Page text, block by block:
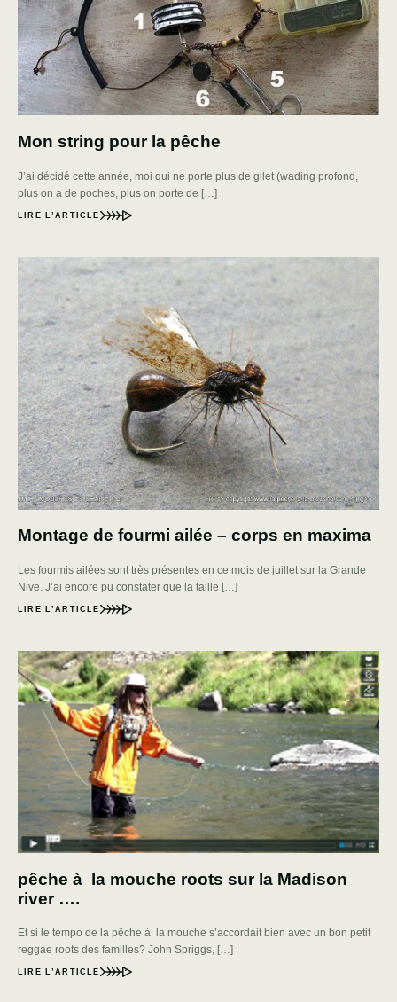
Mon string pour la pêche
J’ai décidé cette année, moi qui ne porte plus de gilet (wading profond,
plus on a de poches, plus on porte de […]
LIRE L’ARTICLE
Montage de fourmi ailée – corps en maxima
Les fourmis ailées sont très présentes en ce mois de juillet sur la Grande
Nive. J’ai encore pu constater que la taille […]
LIRE L’ARTICLE
pêche à la mouche roots sur la Madison
river ….
Et si le tempo de la pêche à la mouche s’accordait bien avec un bon petit
reggae roots des familles? John Spriggs, […]
LIRE L’ARTICLE